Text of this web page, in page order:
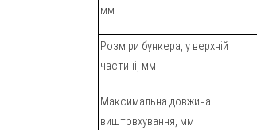
мм
Розміри бункера, у верхній
частині, мм
Максимальна довжина
виштовхування, мм